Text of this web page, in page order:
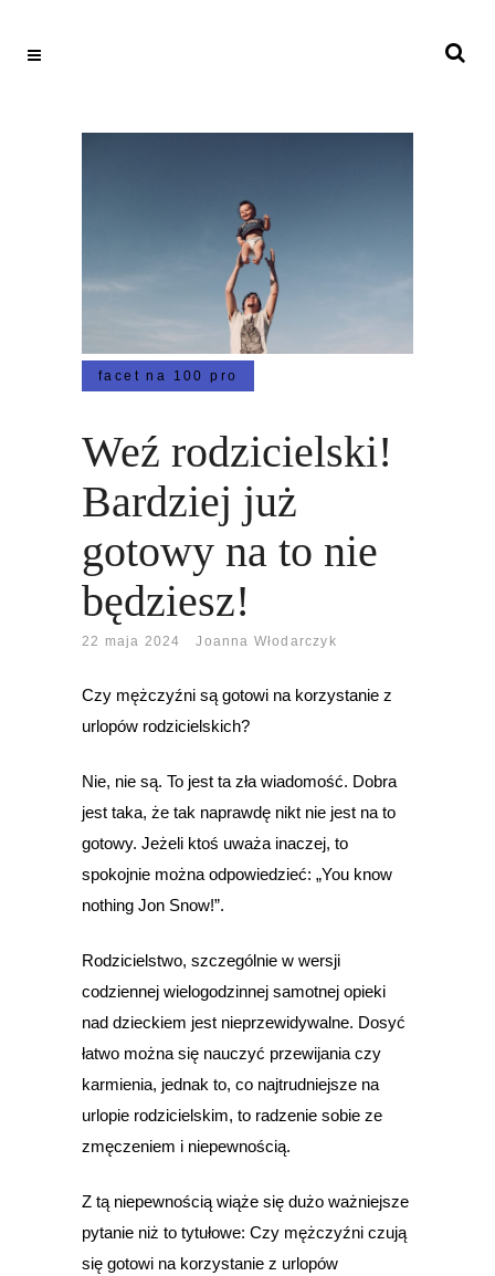
facet na 100 pro
Weź rodzicielski!
Bardziej już
gotowy na to nie
będziesz!
22 maja 2024 Joanna Włodarczyk
Czy mężczyźni są gotowi na korzystanie z
urlopów rodzicielskich?
Nie, nie są. To jest ta zła wiadomość. Dobra
jest taka, że tak naprawdę nikt nie jest na to
gotowy. Jeżeli ktoś uważa inaczej, to
spokojnie można odpowiedzieć: „You know
nothing Jon Snow!”.
Rodzicielstwo, szczególnie w wersji
codziennej wielogodzinnej samotnej opieki
nad dzieckiem jest nieprzewidywalne. Dosyć
łatwo można się nauczyć przewijania czy
karmienia, jednak to, co najtrudniejsze na
urlopie rodzicielskim, to radzenie sobie ze
zmęczeniem i niepewnością.
Z tą niepewnością wiąże się dużo ważniejsze
pytanie niż to tytułowe: Czy mężczyźni czują
się gotowi na korzystanie z urlopów